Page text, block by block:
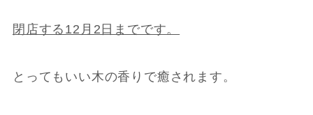
閉店する12月2日までです。
とってもいい木の香りで癒されます。